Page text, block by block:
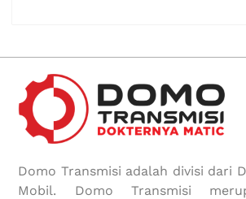
Domo Transmisi adalah divisi dari
Mobil. Domo Transmisi